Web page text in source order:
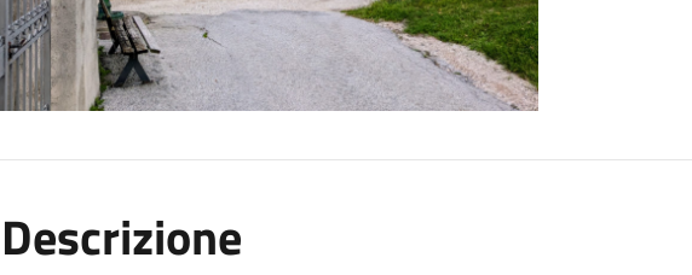
Descrizione